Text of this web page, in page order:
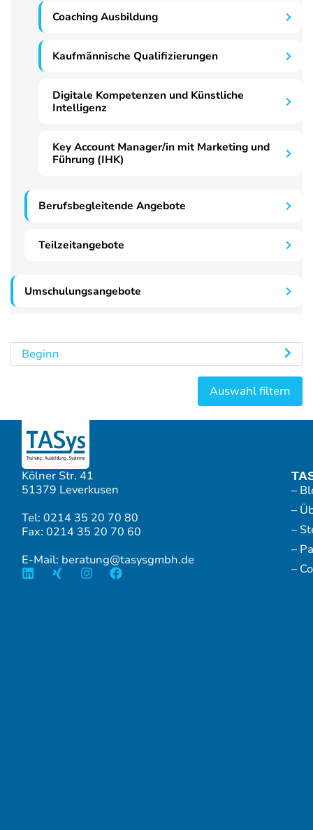
Coaching Ausbildung
Kaufmännische Qualifizierungen
Digitale Kompetenzen und Künstliche
Intelligenz
Key Account Manager/in mit Marketing und
Führung (IHK)
Berufsbegleitende Angebote
Teilzeitangebote
Umschulungsangebote
Beginn
Kölner Str. 41
51379 Leverkusen
Tel: 0214 35 20 70 80
Fax: 0214 35 20 70 60
E-Mail: beratung@tasysgmbh.de
–
–
–
–
–